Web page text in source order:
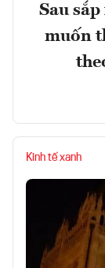
Sau
muốn
Kinh tế xanh